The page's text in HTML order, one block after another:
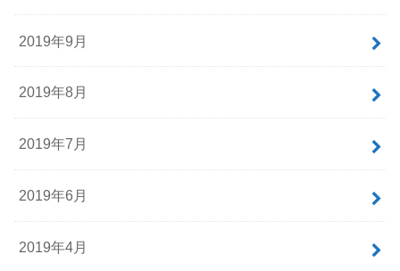
2019年9月
2019年8月
2019年7月
2019年6月
2019年4月